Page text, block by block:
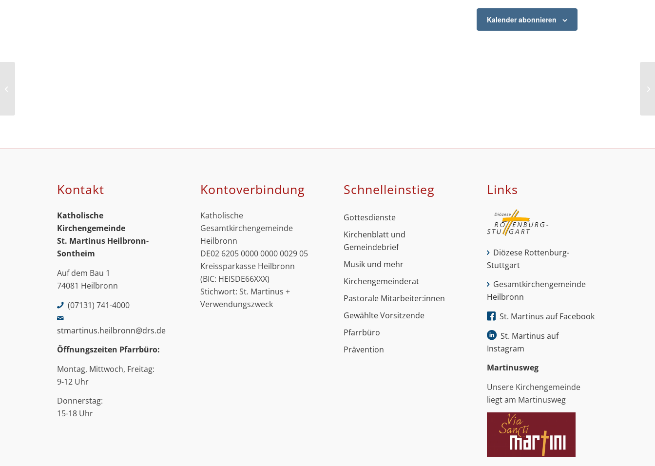
Kalender abonnieren
Kontakt
Katholische
Kirchengemeinde
St. Martinus Heilbronn-
Sontheim
Auf dem Bau 1
74081 Heilbronn
(07131) 741-4000
stmartinus.heilbronn@drs.de
Öffnungszeiten Pfarrbüro:
Montag, Mittwoch, Freitag:
9-12 Uhr
Donnerstag:
15-18 Uhr
Kontoverbindung
Katholische
Gesamtkirchengemeinde
Heilbronn
DE02 6205 0000 0000 0029 05
Kreissparkasse Heilbronn
(BIC: HEISDE66XXX)
Stichwort: St. Martinus +
Verwendungszweck
Schnell­einstieg
Gottesdienste
Kirchenblatt und
Gemeindebrief
Musik und mehr
Kirchengemeinderat
Pastorale Mitarbeiter:innen
Gewählte Vorsitzende
Pfarrbüro
Prävention
Links
Diözese Rottenburg-
Stuttgart
Gesamtkirchengemeinde
Heilbronn
St. Martinus auf Facebook
St. Martinus auf
Instagram
Martinus­weg
Unsere Kirchengemeinde
liegt am Martinusweg